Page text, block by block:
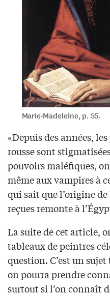
Marie-Madeleine, p. 55.
«Depuis des années,
rousse sont
pouvoirs maléfiques,
même aux vampires à
qui sait que l’origine
reçues remonte à
La suite de cet article,
tableaux de peintres
question. C’est un
on pourra prendre
surtout si l’on connaît